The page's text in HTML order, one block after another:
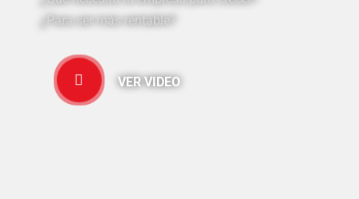
¿Para ser más rentable?
VER VIDEO